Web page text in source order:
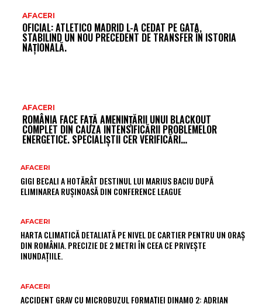
AFACERI
OFICIAL: ATLETICO MADRID L-A CEDAT PE GATA,
STABILIND UN NOU PRECEDENT DE TRANSFER ÎN ISTORIA
NAȚIONALĂ.
AFACERI
ROMÂNIA FACE FAȚĂ AMENINȚĂRII UNUI BLACKOUT
COMPLET DIN CAUZA INTENSIFICĂRII PROBLEMELOR
ENERGETICE. SPECIALIȘTII CER VERIFICĂRI…
AFACERI
GIGI BECALI A HOTĂRÂT DESTINUL LUI MARIUS BACIU DUPĂ
ELIMINAREA RUȘINOASĂ DIN CONFERENCE LEAGUE
AFACERI
HARTA CLIMATICĂ DETALIATĂ PE NIVEL DE CARTIER PENTRU UN ORAȘ
DIN ROMÂNIA. PRECIZIE DE 2 METRI ÎN CEEA CE PRIVEȘTE
INUNDAȚIILE.
AFACERI
ACCIDENT GRAV CU MICROBUZUL FORMAȚIEI DINAMO 2: ADRIAN